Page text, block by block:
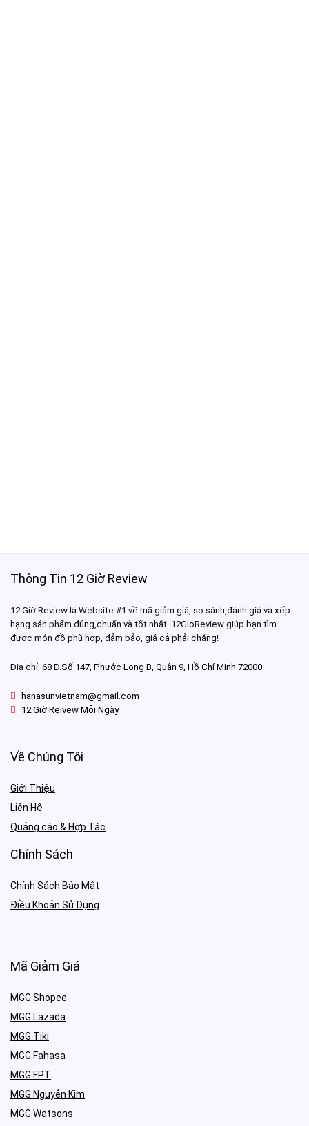
Thông Tin 12 Giờ Review
12 Giờ Review là Website #1 về mã giảm giá, so sánh,đánh giá và xếp
hạng sản phẩm đúng,chuẩn và tốt nhất. 12GioReview giúp bạn tìm
được món đồ phù hợp, đảm bảo, giá cả phải chăng!
Địa chỉ: 68 Đ.Số 147, Phước Long B, Quận 9, Hồ Chí Minh 72000
hanasunvietnam@gmail.com
12 Giờ Reivew Mỗi Ngày
Về Chúng Tôi
Giới Thiệu
Liên Hệ
Quảng cáo & Hợp Tác
Chính Sách
Chính Sách Bảo Mật
Điều Khoản Sử Dụng
Mã Giảm Giá
MGG Shopee
MGG Lazada
MGG Tiki
MGG Fahasa
MGG FPT
MGG Nguyễn Kim
MGG Watsons